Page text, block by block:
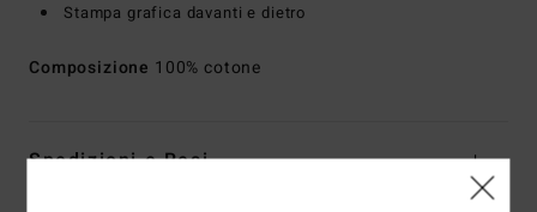
Stampa grafica davanti e dietro
Composizione 100% cotone
Spedizioni e Resi